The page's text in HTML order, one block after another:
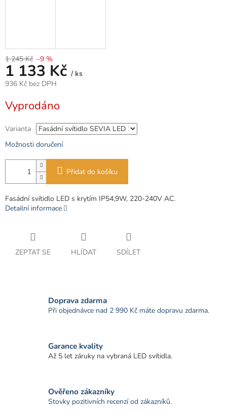
1 245 Kč –9 %
1 133 Kč / ks
936 Kč bez DPH
cena:
Vyprodáno
Varianta
Možnosti doručení
Přidat do košíku
Fasádní svítidlo LED s krytím IP54,9W, 220-240V AC.
Detailní informace
ZEPTAT SE HLÍDAT SDÍLET
Doprava zdarma
Při objednávce nad 2 990 Kč máte dopravu zdarma.
Garance kvality
Až 5 let záruky na vybraná LED svítidla.
Ověřeno zákazníky
Stovky pozitivních recenzí od zákazníků.